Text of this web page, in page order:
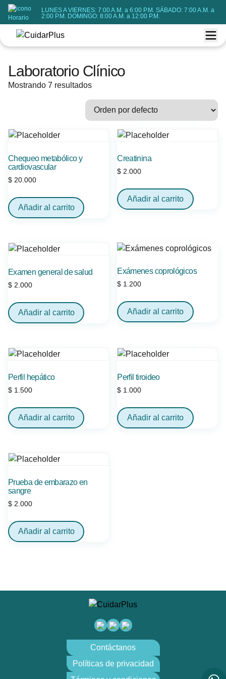
LUNES A VIERNES: 7:00 A.M. a 6:00 P.M. SÁBADO: 7:00 A.M. a
2:00 P.M. DOMINGO: 8:00 A.M. a 12:00 P.M.
Laboratorio Clínico
Mostrando 7 resultados
Chequeo metabólico y
cardiovascular
$ 20.000
Añadir al carrito
Creatinina
$ 2.000
Añadir al carrito
Examen general de salud
$ 2.000
Añadir al carrito
Exámenes coprológicos
$ 1.200
Añadir al carrito
Perfil hepático
$ 1.500
Añadir al carrito
Perfil tiroideo
$ 1.000
Añadir al carrito
Prueba de embarazo en
sangre
$ 2.000
Añadir al carrito
Contáctanos
Políticas de privacidad